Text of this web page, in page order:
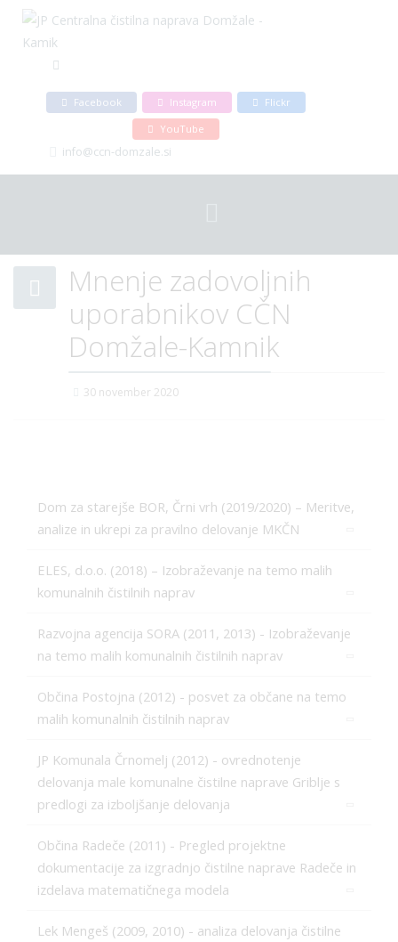
Facebook Instagram
Flickr
YouTube
info@ccn-domzale.si
Ko hodiš, pojdi vedno do konca.
Mnenje zadovoljnih
uporabnikov CČN
Domžale-Kamnik
30 november 2020
Dom za starejše BOR, Črni vrh (2019/2020) – Meritve,
analize in ukrepi za pravilno delovanje MKČN
ELES, d.o.o. (2018) – Izobraževanje na temo malih
komunalnih čistilnih naprav
Razvojna agencija SORA (2011, 2013) - Izobraževanje
na temo malih komunalnih čistilnih naprav
Občina Postojna (2012) - posvet za občane na temo
malih komunalnih čistilnih naprav
JP Komunala Črnomelj (2012) - ovrednotenje
delovanja male komunalne čistilne naprave Griblje s
predlogi za izboljšanje delovanja
Občina Radeče (2011) - Pregled projektne
dokumentacije za izgradnjo čistilne naprave Radeče in
izdelava matematičnega modela
Lek Mengeš (2009, 2010) - analiza delovanja čistilne